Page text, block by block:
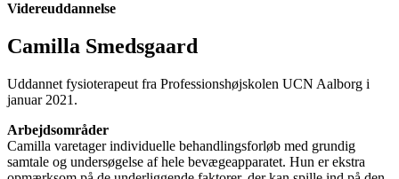
Videreuddannelse
Camilla Smedsgaard
Uddannet fysioterapeut fra Professionshøjskolen UCN Aalborg i
januar 2021.
Arbejdsområder
Camilla varetager individuelle behandlingsforløb med grundig
samtale og undersøgelse af hele bevægeapparatet. Hun er ekstra